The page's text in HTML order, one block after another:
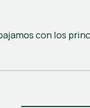
con los